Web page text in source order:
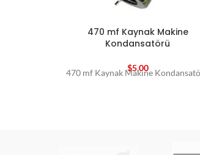
470 mf Kaynak Makine
Kondansatörü
$5,00
470 mf Kaynak Makine